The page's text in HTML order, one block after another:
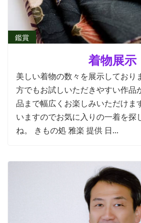
着物展示
鑑賞
美しい着物の数々を展示しており
方でもお試しいただきやすい作品
品まで幅広くお楽しみいただけま
いますのでお気に入りの一着を探
ね。 きもの処 雅楽 提供 日...